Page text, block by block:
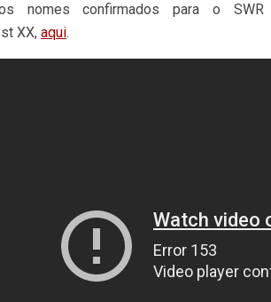
nomes confirmados para o SWR
XX, aqui.